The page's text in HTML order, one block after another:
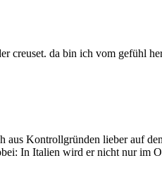
creuset. da bin ich vom gefühl
aus Kontrollgründen lieber auf
In Italien wird er nicht nur im